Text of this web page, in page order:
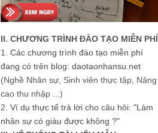
II. CHƯƠNG TRÌNH ĐÀO TẠO MIỄN PHÍ
1. Các chương trình đào tạo miễn phí
đang có trên blog: daotaonhansu.net
(Nghề Nhân sự, Sinh viên thực tập, Nâng
cao thu nhập ...)
2. Ví dụ thực tế trả lời cho câu hỏi: "Làm
nhân sự có giàu được không ?"